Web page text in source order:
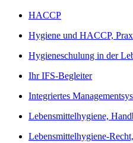
HACCP
Hygiene und HACCP,
Hygieneschulung in der
Ihr IFS-Begleiter
Integriertes
Lebensmittelhygiene,
Lebensmittelhygiene-